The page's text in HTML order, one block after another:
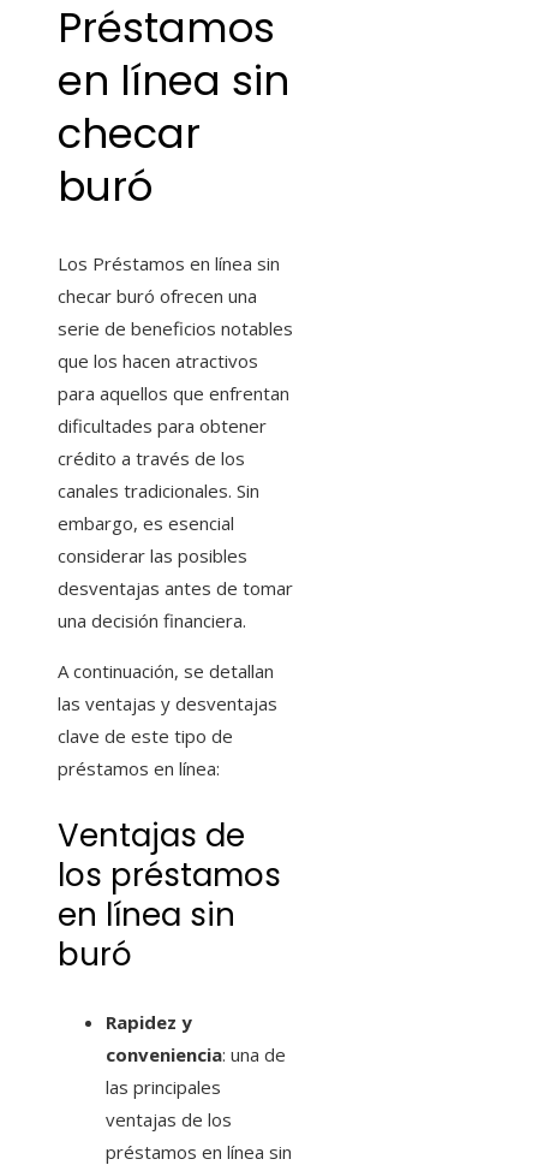
Préstamos
en línea sin
checar
buró
Los Préstamos en línea sin
checar buró ofrecen una
serie de beneficios notables
que los hacen atractivos
para aquellos que enfrentan
dificultades para obtener
crédito a través de los
canales tradicionales. Sin
embargo, es esencial
considerar las posibles
desventajas antes de tomar
una decisión financiera.
A continuación, se detallan
las ventajas y desventajas
clave de este tipo de
préstamos en línea:
Ventajas de
los préstamos
en línea sin
buró
Rapidez y
conveniencia: una de
las principales
ventajas de los
préstamos en línea sin